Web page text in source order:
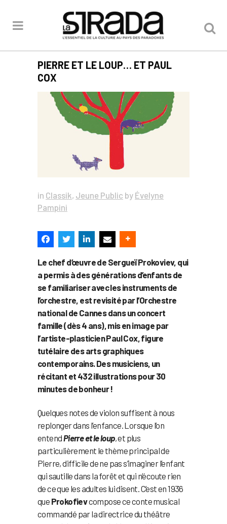
PIERRE ET LE LOUP… ET PAUL
COX
in Classik, Jeune Public by Évelyne
Pampini
Le chef d’œuvre de Sergueï Prokoviev, qui
a permis à des générations d’enfants de
se familiariser avec les instruments de
l’orchestre, est revisité par l’Orchestre
national de Cannes dans un concert
famille (dès 4 ans), mis en image par
l’artiste-plasticien Paul Cox, figure
tutélaire des arts graphiques
contemporains. Des musiciens, un
récitant et 432 illustrations pour 30
minutes de bonheur !
Quelques notes de violon suffisent à nous
replonger dans l’enfance. Lorsque l’on
entendPierre et le loup, et plus
particulièrement le thème principal de
Pierre, difficile de ne pas s’imaginer l’enfant
qui sautille dans la forêt et qui n’écoute rien
de ce que les adultes lui disent. C’est en 1936
que Prokofievcompose ce conte musical
commandé par la directrice du théâtre